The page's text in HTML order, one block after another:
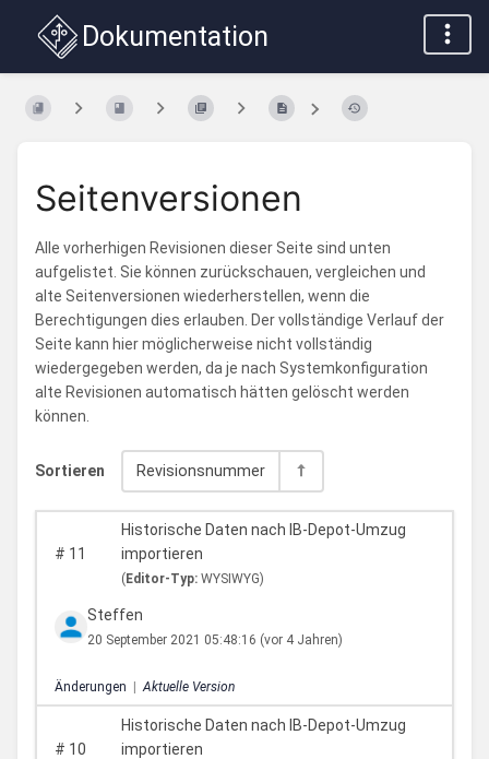
Dokumentation
Seitenversionen
Alle vorherhigen Revisionen dieser Seite sind unten
aufgelistet. Sie können zurückschauen, vergleichen und
alte Seitenversionen wiederherstellen, wenn die
Berechtigungen dies erlauben. Der vollständige Verlauf der
Seite kann hier möglicherweise nicht vollständig
wiedergegeben werden, da je nach Systemkonfiguration
alte Revisionen automatisch hätten gelöscht werden
können.
Sortieren Revisionsnummer
# 11
Historische Daten nach IB-Depot-Umzug
importieren
( Editor-Typ: WYSIWYG)
Steffen
20 September 2021 05:48:16 (vor 4 Jahren)
Änderungen Aktuelle Version
# 10
Historische Daten nach IB-Depot-Umzug
importieren